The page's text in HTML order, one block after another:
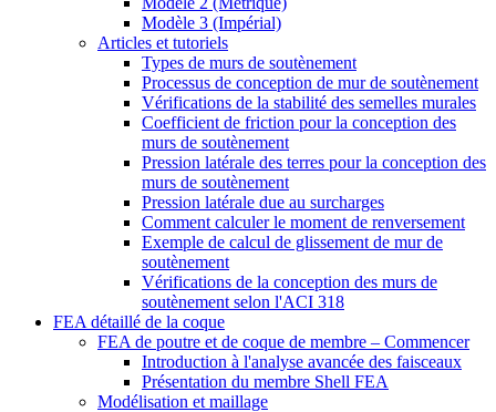
Modèle 3 (Impérial)
Articles et tutoriels
Types de murs de soutènement
Processus de conception de mur de soutènement
Vérifications de la stabilité des semelles murales
Coefficient de friction pour la conception des
murs de soutènement
Pression latérale des terres pour la conception des
murs de soutènement
Pression latérale due au surcharges
Comment calculer le moment de renversement
Exemple de calcul de glissement de mur de
soutènement
Vérifications de la conception des murs de
soutènement selon l'ACI 318
FEA détaillé de la coque
FEA de poutre et de coque de membre – Commencer
Introduction à l'analyse avancée des faisceaux
Présentation du membre Shell FEA
Modélisation et maillage